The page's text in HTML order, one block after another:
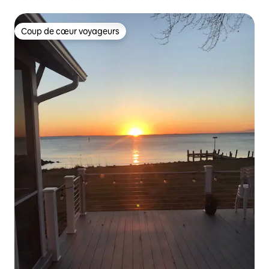
Coup de cœur voyageurs
Coup de cœur voyageurs